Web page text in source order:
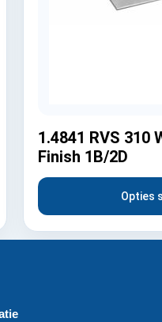
1.4841 RVS 310
Finish 1B/2D
Opties